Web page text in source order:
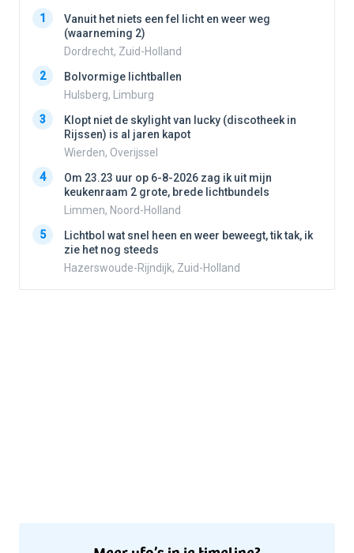
1
Vanuit het niets een fel licht en weer weg
(waarneming 2)
Dordrecht, Zuid-Holland
2
Bolvormige lichtballen
Hulsberg, Limburg
3
Klopt niet de skylight van lucky (discotheek in
Rijssen) is al jaren kapot
Wierden, Overijssel
4
Om 23.23 uur op 6-8-2026 zag ik uit mijn
keukenraam 2 grote, brede lichtbundels
Limmen, Noord-Holland
5
Lichtbol wat snel heen en weer beweegt, tik tak, ik
zie het nog steeds
Hazerswoude-Rijndijk, Zuid-Holland